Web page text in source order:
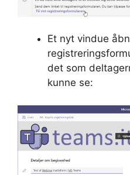
Et nyt vindue
det som
kunne se: